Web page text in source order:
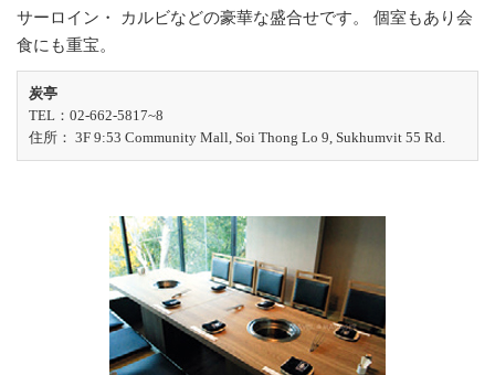
サーロイン・ カルビなどの豪華な盛合せです。 個室もあり会
食にも重宝。
炭亭
TEL：02-662-5817~8
住所： 3F 9:53 Community Mall, Soi Thong Lo 9, Sukhumvit 55 Rd.